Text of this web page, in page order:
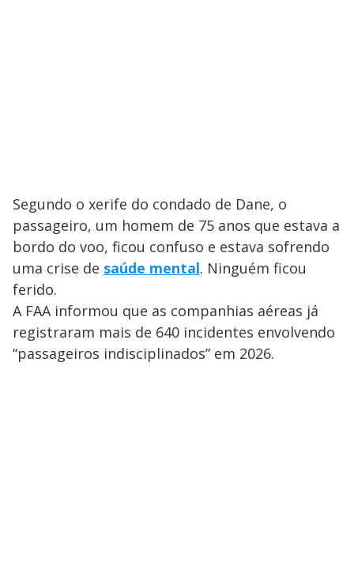
Segundo o xerife do condado de Dane, o
passageiro, um homem de 75 anos que estava a
bordo do voo, ficou confuso e estava sofrendo
uma crise de saúde mental. Ninguém ficou
ferido.
A FAA informou que as companhias aéreas já
registraram mais de 640 incidentes envolvendo
“passageiros indisciplinados” em 2026.